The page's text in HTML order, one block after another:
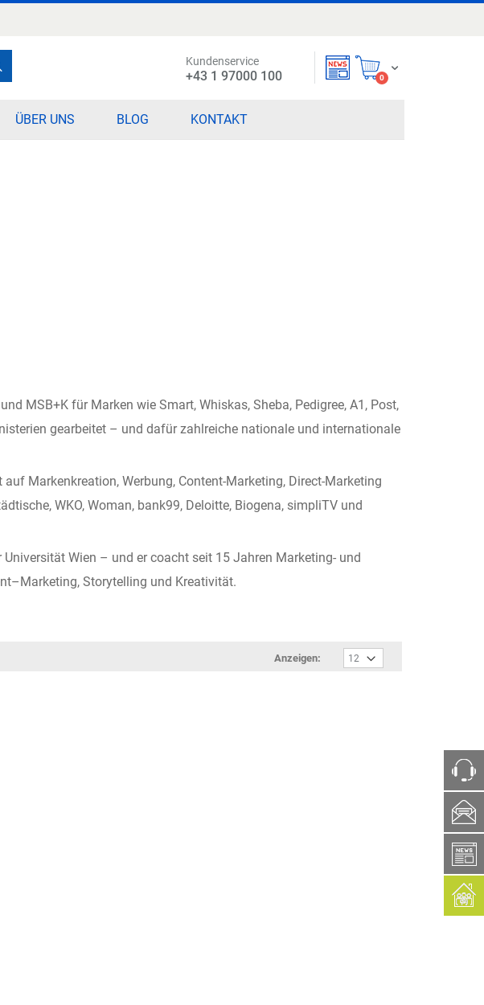
Mein Warenkorb
0items
Kundenservice
+43 1 97000 100
ÜBER UNS BLOG KONTAKT
ph
box
MSB+K für Marken wie Smart, Whiskas, Sheba, Pedigree, A1, Post,
gearbeitet – und dafür zahlreiche nationale und internationale
Markenkreation, Werbung, Content-Marketing, Direct-Marketing
WKO, Woman, bank99, Deloitte, Biogena, simpliTV und
Wien – und er coacht seit 15 Jahren Marketing- und
Storytelling und Kreativität.
Anzeigen: